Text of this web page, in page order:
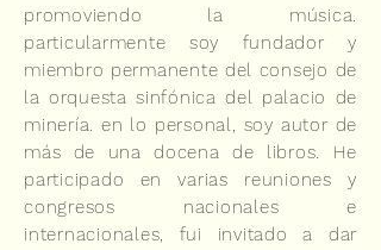
promoviendo la música.
particularmente soy fundador y
miembro permanente del consejo de
la orquesta sinfónica del palacio de
minería. en lo personal, soy autor de
más de una docena de libros. He
participado en varias reuniones y
congresos nacionales e
internacionales, fui invitado a dar